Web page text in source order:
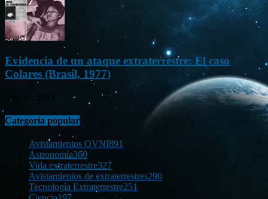
Evidencia de un ataque extraterrestre: El caso
Colares (Brasil, 1977)
Categoría popular
Avistamientos OVNI891
Astronomía360
Vida extraterrestre327
Avistamientos de extraterrestres290
Tecnología Extraterrestre251